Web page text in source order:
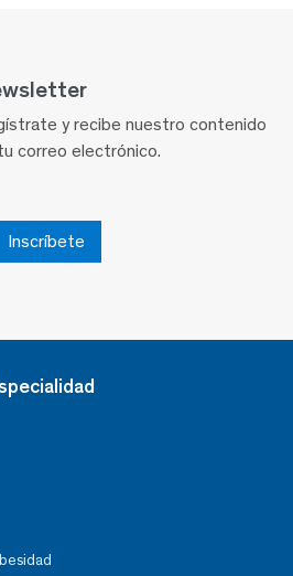
y recibe nuestro contenido
correo electrónico.
Inscríbete